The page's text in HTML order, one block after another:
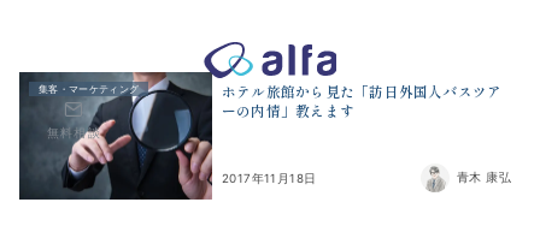
無料相談
株式会社アルファコンサルティング｜ホテル・旅館・観光業の事
集客・マーケティング
ホテル旅館から見た「訪日外国人バスツア
ーの内情」教えます
2017年11月18日 青木 康弘